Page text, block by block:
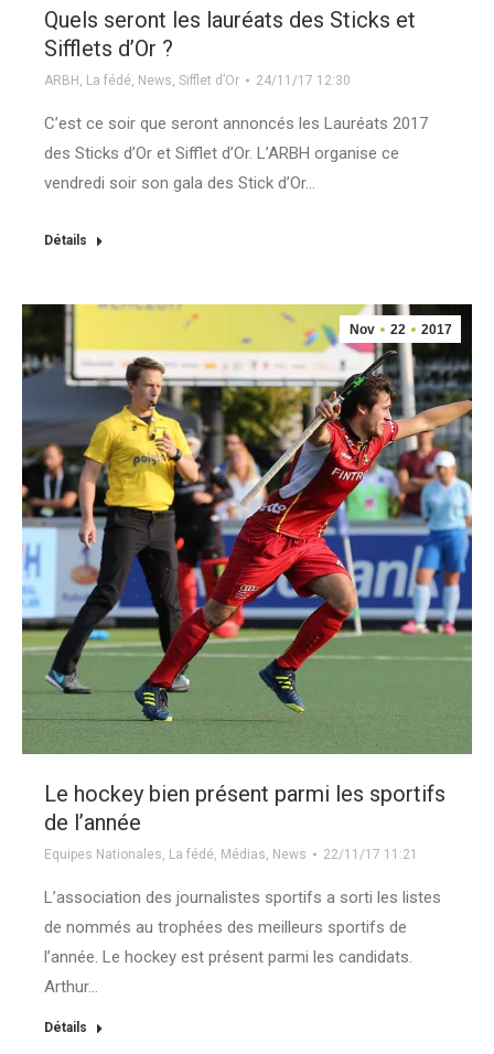
Quels seront les lauréats des Sticks et
Sifflets d’Or ?
ARBH , La fédé, News, Sifflet d’Or 24/11/17 12:30
C’est ce soir que seront annoncés les Lauréats 2017
des Sticks d’Or et Sifflet d’Or. L’ARBH organise ce
vendredi soir son gala des Stick d’Or…
Détails
Nov 22 2017
Le hockey bien présent parmi les sportifs
de l’année
Equipes Nationales, La fédé, Médias, News 22/11/17 11:21
L’association des journalistes sportifs a sorti les listes
de nommés au trophées des meilleurs sportifs de
l’année. Le hockey est présent parmi les candidats.
Arthur…
Détails